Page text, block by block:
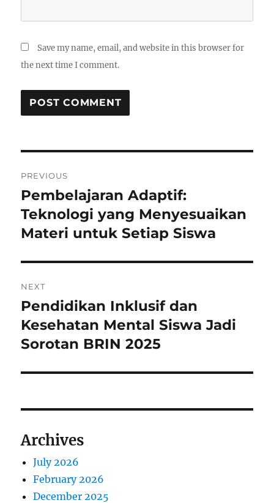
Save my name, email, and website in this browser for
the next time I comment.
navigation
PREVIOUS
Previous
post:
Pembelajaran Adaptif:
Teknologi yang Menyesuaikan
Materi untuk Setiap Siswa
NEXT
Next
post:
Pendidikan Inklusif dan
Kesehatan Mental Siswa Jadi
Sorotan BRIN 2025
Archives
July 2026
February 2026
December 2025